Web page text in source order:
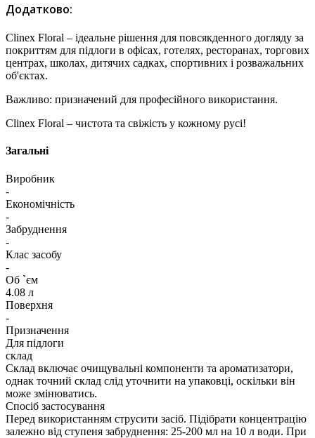
Додатково:
Clinex Floral – ідеальне рішення для повсякденного догляду за
покриттям для підлоги в офісах, готелях, ресторанах, торгових
центрах, школах, дитячих садках, спортивних і розважальних
об'єктах.
Важливо: призначений для професійного використання.
Clinex Floral – чистота та свіжість у кожному русі!
Загальні
Виробник
-
Економічність
-
Забруднення
-
Клас засобу
-
Об `єм
4.08 л
Поверхня
-
Призначення
Для підлоги
склад
Склад включає очищувальні компоненти та ароматизатори,
однак точний склад слід уточнити на упаковці, оскільки він
може змінюватись.
Спосіб застосування
Перед використанням струсити засіб. Підібрати концентрацію
залежно від ступеня забруднення: 25-200 мл на 10 л води. При